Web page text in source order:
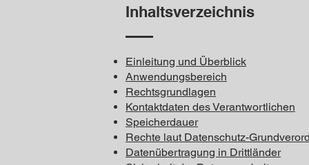
Inhaltsverzeichnis
Einleitung und Überblick
Anwendungsbereich
Rechtsgrundlagen
Kontaktdaten des Verantwortlichen
Speicherdauer
Rechte laut Datenschutz-
Datenübertragung in Drittländer